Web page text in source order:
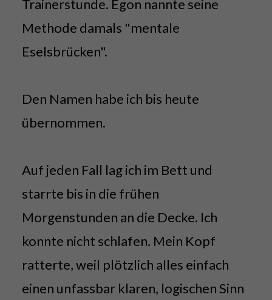
Trainerstunde. Egon nannte seine
Methode damals "mentale
Eselsbrücken".
Den Namen habe ich bis heute
übernommen.
Auf jeden Fall lag ich im Bett und
starrte bis in die frühen
Morgenstunden an die Decke. Ich
konnte nicht schlafen. Mein Kopf
ratterte, weil plötzlich alles einfach
einen unfassbar klaren, logischen Sinn